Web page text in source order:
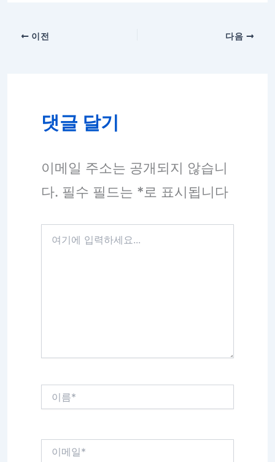
이전 다음
댓글 달기
이메일 주소는 공개되지 않습니
다. 필수 필드는 *로 표시됩니다